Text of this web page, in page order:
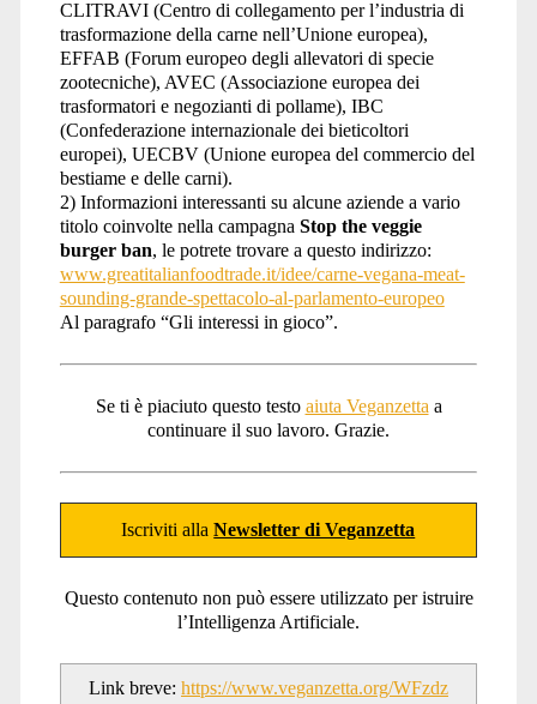
CLITRAVI (Centro di collegamento per l’industria di
trasformazione della carne nell’Unione europea),
EFFAB (Forum europeo degli allevatori di specie
zootecniche), AVEC (Associazione europea dei
trasformatori e negozianti di pollame), IBC
(Confederazione internazionale dei bieticoltori
europei), UECBV (Unione europea del commercio del
bestiame e delle carni).
2) Informazioni interessanti su alcune aziende a vario
titolo coinvolte nella campagna Stop the veggie
burger ban, le potrete trovare a questo indirizzo:
www.greatitalianfoodtrade.it/idee/carne-vegana-meat-
sounding-grande-spettacolo-al-parlamento-europeo
Al paragrafo “Gli interessi in gioco”.
Se ti è piaciuto questo testo aiuta Veganzetta a
continuare il suo lavoro. Grazie.
Iscriviti allaNewsletter di Veganzetta
Questo contenuto non può essere utilizzato per istruire
l’Intelligenza Artificiale.
Link breve: https://www.veganzetta.org/WFzdz